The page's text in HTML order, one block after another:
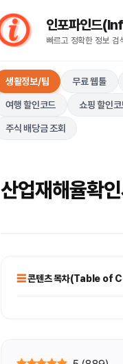
인포파인드
빠르고 정확한 정보 검
생활정보/팁 무료 웹툴
여행 할인코드 쇼핑 할인
주식 배당금 조회
산업재해율확
콘텐츠 목차(Table of